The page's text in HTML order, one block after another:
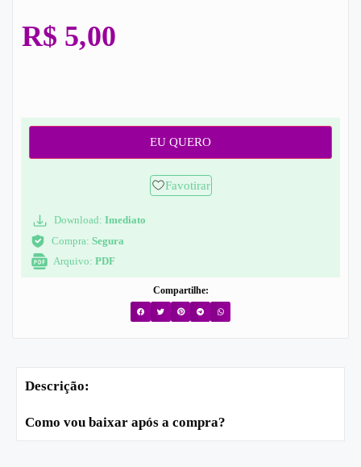
R$ 5,00
EU QUERO
Favotirar
Download: Imediato
Compra: Segura
Arquivo: PDF
Compartilhe:
Descrição:
Como vou baixar após a compra?